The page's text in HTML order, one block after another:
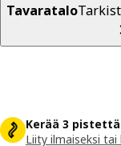
Tavaratalo
Kerää 3 pistettä
Liity ilmaiseksi tai